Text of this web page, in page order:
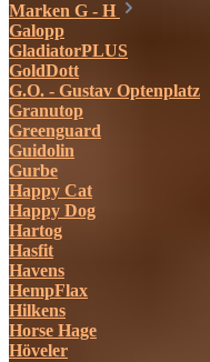
Marken G - H
Galopp
GladiatorPLUS
GoldDott
G.O. - Gustav Optenplatz
Granutop
Greenguard
Guidolin
Gurbe
Happy Cat
Happy Dog
Hartog
Hasfit
Havens
HempFlax
Hilkens
Horse Hage
Höveler